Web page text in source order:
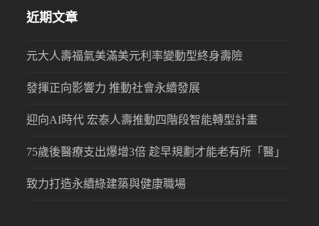
近期文章
元大人壽福氣美滿美元利率變動型終身壽險
發揮正向影響力 推動社會永續發展
迎向AI時代 宏泰人壽推動四階段智能轉型計畫
75歲後醫療支出爆增3倍 趁早規劃才能老有所「醫」
致力打造永續綠建築與健康職場